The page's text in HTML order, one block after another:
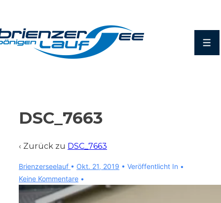
Inhalt
DSC_7663
‹ Zurück zu DSC_7663
Brienzerseelauf • Okt. 21, 2019
Veröffentlicht In
Keine Kommentare